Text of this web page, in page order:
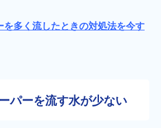
多く流したときの対処法を今す
パーを流す水が少ない